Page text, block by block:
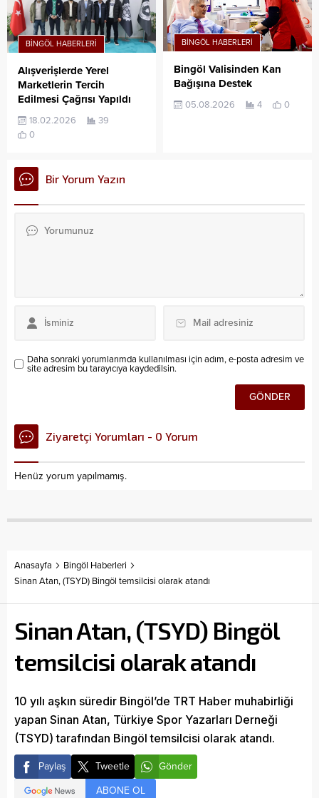
BINGÖL HABERLERI
Alışverişlerde Yerel
Marketlerin Tercih
Edilmesi Çağrısı Yapıldı
18.02.2026
39
0
BINGÖL HABERLERI
Bingöl Valisinden Kan
Bağışına Destek
05.08.2026 4 0
Bir Yorum Yazın
Daha sonraki yorumlarımda kullanılması için adım, e-posta adresim ve
site adresim bu tarayıcıya kaydedilsin.
Ziyaretçi Yorumları - 0 Yorum
Henüz yorum yapılmamış.
Anasayfa
Bingöl Haberleri
Sinan Atan, (TSYD) Bingöl temsilcisi olarak atandı
Sinan Atan, (TSYD) Bingöl
temsilcisi olarak atandı
10 yılı aşkın süredir Bingöl’de TRT Haber muhabirliği
yapan Sinan Atan, Türkiye Spor Yazarları Derneği
(TSYD) tarafından Bingöl temsilcisi olarak atandı.
Paylaş Tweetle
Gönder
ABONE OL